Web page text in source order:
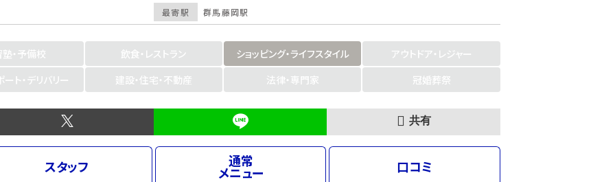
最寄駅 群馬藤岡駅
・予備校 飲食・レストラン ショッピング・ライフスタイル
アウトドア・レジャー
ト・デリバリー
建設・住宅・不動産 法律・専門家 冠婚葬祭
共有
スタッフ 通常
メニュー 口コミ